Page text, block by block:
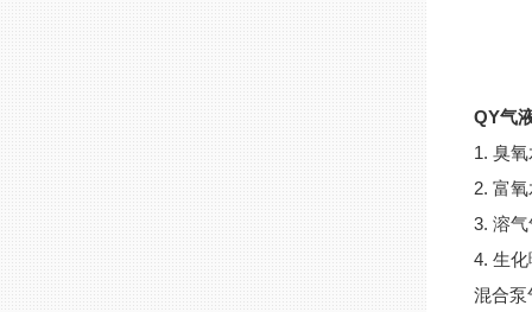
QY气
1. 臭
2. 富
3. 溶
4. 生
混合泵